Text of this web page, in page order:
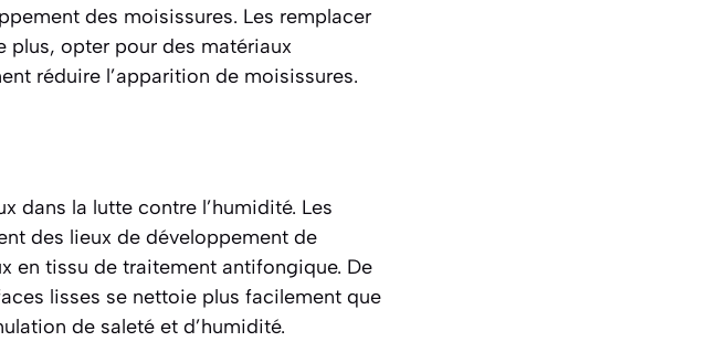
des moisissures. Les remplacer
plus, opter pour des matériaux
réduire l’apparition de moisissures.
dans la lutte contre l’humidité. Les
des lieux de développement de
en tissu de traitement antifongique. De
lisses se nettoie plus facilement que
de saleté et d’humidité.